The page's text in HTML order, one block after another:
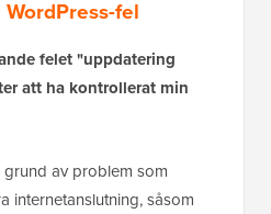
fel
felet "uppdatering
att ha kontrollerat min
av problem som
internetanslutning, såsom